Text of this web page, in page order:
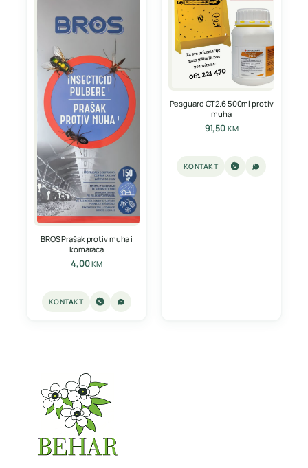
BROS Prašak protiv muha i
komaraca
4,00KM
KONTAKT
Pesguard CT2.6 500ml protiv
muha
91,50 KM
KONTAKT